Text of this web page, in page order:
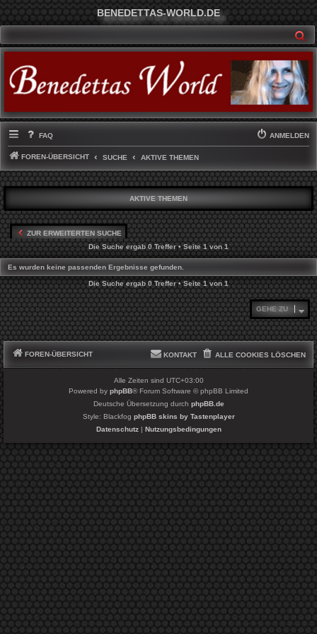
BENEDETTAS-WORLD.DE
FAQ ANMELDEN
FOREN-ÜBERSICHT SUCHE AKTIVE THEMEN
AKTIVE THEMEN
ZUR ERWEITERTEN SUCHE
Die Suche ergab 0 Treffer • Seite1von1
Es wurden keine passenden Ergebnisse gefunden.
Die Suche ergab 0 Treffer • Seite1von1
GEHE ZU
FOREN-ÜBERSICHT ALLE COOKIES LÖSCHEN
KONTAKT
Alle Zeiten sind UTC+03:00
Powered by phpBB® Forum Software © phpBB Limited
Deutsche Übersetzung durch phpBB.de
Style: Blackfog phpBB skins by Tastenplayer
Datenschutz| Nutzungsbedingungen